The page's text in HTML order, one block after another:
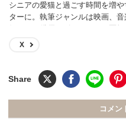
シニアの愛猫と過ごす時間を増
ターに。執筆ジャンルは映画、
X
コメン